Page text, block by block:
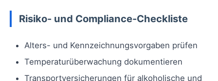
Risiko- und Compliance-Checkliste
Alters- und Kennzeichnungsvorgaben prüfen
Temperaturüberwachung dokumentieren
Transportversicherungen für alkoholische und